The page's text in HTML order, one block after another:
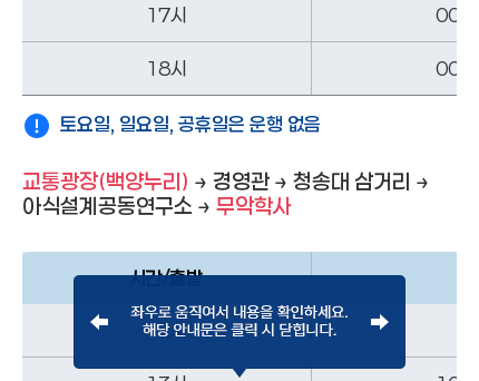
17시 00분
18시 00분
토요일, 일요일, 공휴일은 운행 없음
교통광장(백양누리) → 경영관 → 청송대 삼거리 →
아식설계공동연구소 → 무악학사
시간/출발
12시